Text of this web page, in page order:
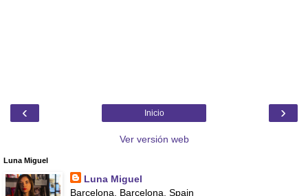
‹ ›
Inicio
Ver versión web
Luna Miguel
Luna Miguel
Barcelona, Barcelona, Spain